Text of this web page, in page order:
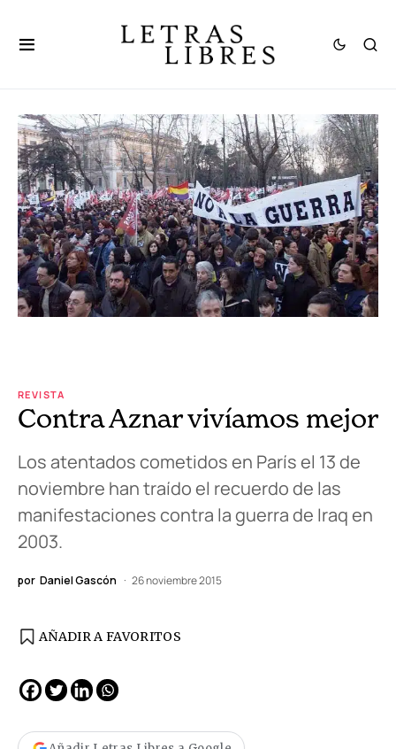
REVISTA
Contra Aznar vivíamos mejor
Los atentados cometidos en París el 13 de
noviembre han traído el recuerdo de las
manifestaciones contra la guerra de Iraq en
2003.
por Daniel Gascón 26 noviembre 2015
AÑADIR A FAVORITOS